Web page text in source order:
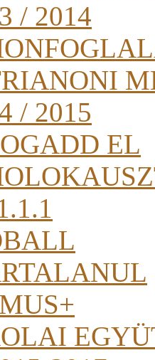
/ 2014
/ 2015
EL